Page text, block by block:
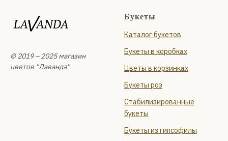
© 2019 – 2025 магазин
цветов "Лаванда"
Букеты
Каталог букетов
Букеты в коробках
Цветы в корзинках
Букеты роз
Стабилизированные
букеты
Букеты из гипсофилы